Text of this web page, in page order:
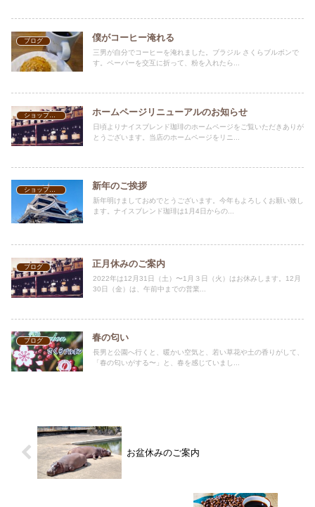
ブログ 僕がコーヒー淹れる
三男が自分でコーヒーを淹れました。ブラジル さくらブルボンで
す。ペーパーを交互に折って、粉を入れたら...
ショップ案内 ホームページリニューアルのお知らせ
日頃よりナイスブレンド珈琲のホームページをご覧いただきありが
とうございます。当店のホームページをリニ...
ショップ案内 新年のご挨拶
新年明けましておめでとうございます。今年もよろしくお願い致し
ます。ナイスブレンド珈琲は1月4日からの...
ブログ 正月休みのご案内
2022年は12月31日（土）〜1月３日（火）はお休みします。12月
30日（金）は、午前中までの営業...
ブログ 春の匂い
長男と公園へ行くと、暖かい空気と、若い草花や土の香りがして、
「春の匂いがする〜」と、春を感じていまし...
お盆休みのご案内